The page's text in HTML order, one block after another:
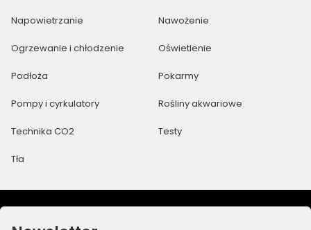
Napowietrzanie Nawożenie
Ogrzewanie i chłodzenie Oświetlenie
Podłoża Pokarmy
Pompy i cyrkulatory Rośliny akwariowe
Technika CO2 Testy
Tła